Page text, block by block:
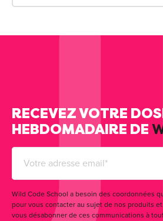
RECEVEZ VOTRE
HEBDOMADAIRE DE
Wild Code School a besoin des coordonnées
pour vous contacter au sujet de nos produits
vous désabonner de ces communications à